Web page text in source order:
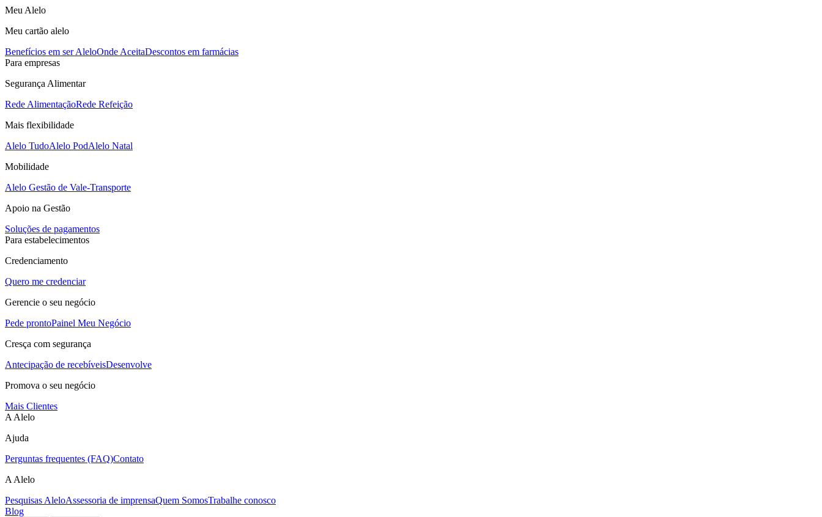
Meu Alelo
Meu cartão alelo
Benefícios em ser AleloOnde AceitaDescontos em farmácias
Para empresas
Segurança Alimentar
Rede AlimentaçãoRede Refeição
Mais flexibilidade
Alelo TudoAlelo PodAlelo Natal
Mobilidade
Alelo Gestão de Vale-Transporte
Apoio na Gestão
Soluções de pagamentos
Para estabelecimentos
Credenciamento
Quero me credenciar
Gerencie o seu negócio
Pede prontoPainel Meu Negócio
Cresça com segurança
Antecipação de recebíveisDesenvolve
Promova o seu negócio
Mais Clientes
A Alelo
Ajuda
Perguntas frequentes (FAQ)Contato
A Alelo
Pesquisas AleloAssessoria de imprensaQuem SomosTrabalhe conosco
Blog